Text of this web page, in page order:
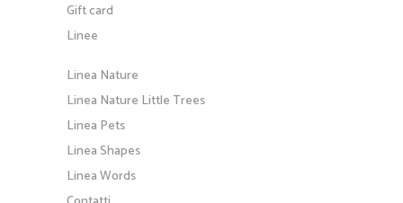
Gift card
Linee
Linea Nature
Linea Nature Little Trees
Linea Pets
Linea Shapes
Linea Words